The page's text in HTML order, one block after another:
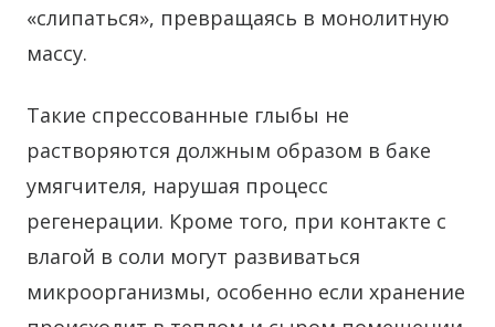
«слипаться», превращаясь в монолитную
массу.
Такие спрессованные глыбы не
растворяются должным образом в баке
умягчителя, нарушая процесс
регенерации. Кроме того, при контакте с
влагой в соли могут развиваться
микроорганизмы, особенно если хранение